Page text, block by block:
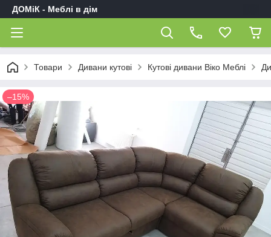
ДОМіК - Меблі в дім
Товари Дивани кутові Кутові дивани Віко Меблі
–15%